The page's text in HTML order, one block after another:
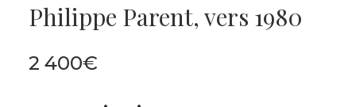
Philippe Parent, vers 1980
2 400€